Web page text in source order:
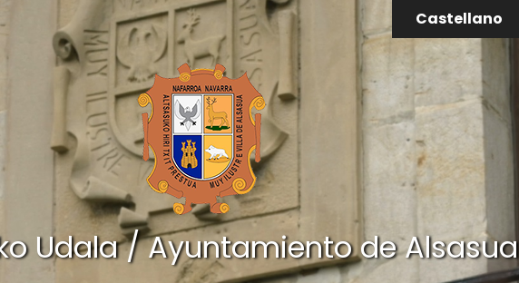
Castellano
Udala / Ayuntamiento de Alsasua